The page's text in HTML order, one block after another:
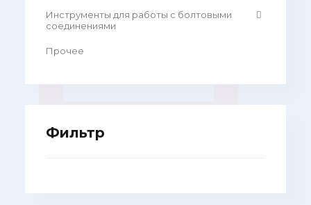
Инструменты для работы с болтовыми
соединениями
Прочее
Фильтр